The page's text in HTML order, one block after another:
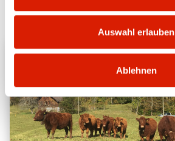
Auswahl erlauben
Ablehnen
Découvrir d’autres races